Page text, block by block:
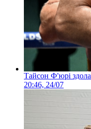
Тайсон Ф'юрі
20:46, 24/07